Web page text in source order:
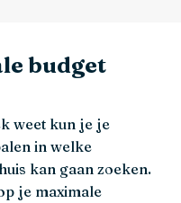
budget
weet kun je je
in welke
kan gaan zoeken.
je maximale